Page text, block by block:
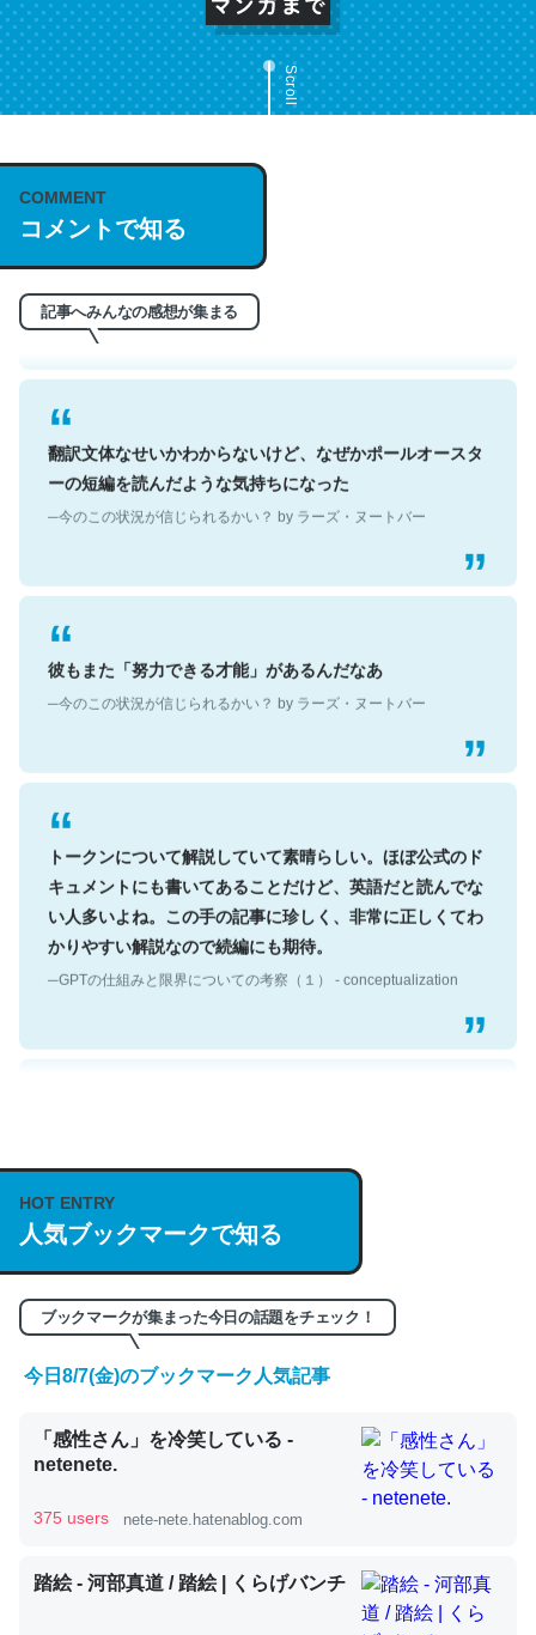
Scroll
COMMENT
コメントで知る
記事へみんなの感想が集まる
これは名文。彼はとてもクレバーなんだろうなと凄く思
う。英語少しでも読める人は原文もお勧め。自分はこの流
れ好き。Let’s Fucking Go. Then Covid hit. Shit.
翻訳文体なせいかわからないけど、なぜかポールオースタ
ーの短編を読んだような気持ちになった
彼もまた「努力できる才能」があるんだなあ
トークンについて解説していて素晴らしい。ほぼ公式のド
キュメントにも書いてあることだけど、英語だと読んでな
い人多いよね。この手の記事に珍しく、非常に正しくてわ
かりやすい解説なので続編にも期待。
https://isobe324649.hatenablog.com/entry/2023/03/27
/064121
─GPTの仕組みと限界についての考察（１） - conceptualization
くらい。小説でいう「ずっと前の伏線」は回収されないけ
ど、短期記憶というには多い分量。進化すればするほど分
─GPTの仕組みと限界についての考察（１） - conceptualization
HOT ENTRY
人気ブックマークで知る
ブックマークが集まった今日の話題をチェック！
今日8/7(金)のブックマーク人気記事
「感性さん」を冷笑している -
netenete.
375 users nete-nete.hatenablog.com
踏絵 - 河部真道 / 踏絵 | くらげバンチ